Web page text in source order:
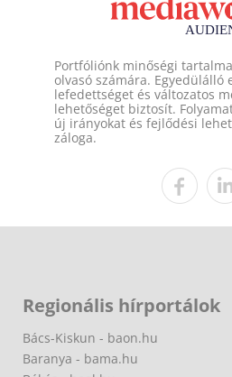
Portfóliónk minőségi
olvasó számára. Egyedülálló
lefedettséget és változatos
lehetőséget biztosít.
új irányokat és fejlődési
záloga.
Regionális hírportálok
Bács-Kiskun - baon.hu
Baranya - bama.hu